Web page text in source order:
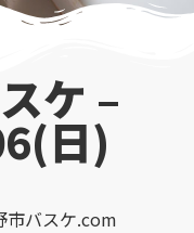
ケ –
日)
市バスケ.com